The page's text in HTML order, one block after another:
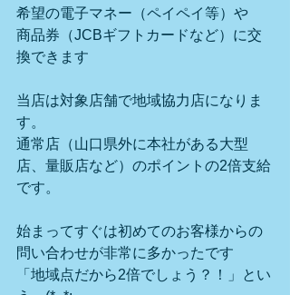
希望の電子マネー（ペイペイ等）や
商品券（JCBギフトカードなど）に交
換できます
当店は対象店舗で地域協力店になりま
す。
通常店（山口県外に本社がある大型
店、量販店など）のポイントの2倍支給
です。
始まってすぐは初めてのお客様からの
問い合わせが非常に多かったです
「地域点だから2倍でしょう？！」とい